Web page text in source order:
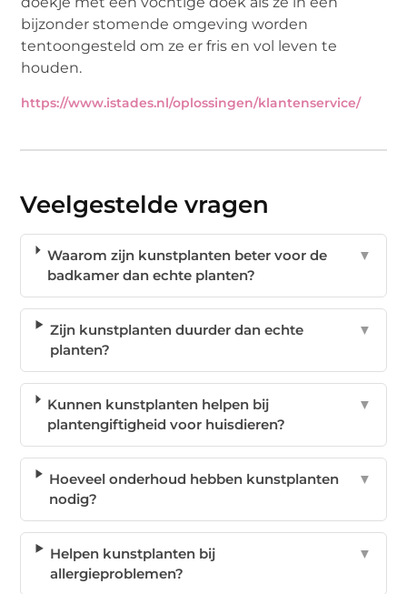
bijzonder stomende omgeving worden
tentoongesteld om ze er fris en vol leven te
houden.
https://www.istades.nl/oplossingen/klantenservice/
Veelgestelde vragen
Waarom zijn kunstplanten beter voor de
badkamer dan echte planten?
▼
Zijn kunstplanten duurder dan echte
planten?
▼
Kunnen kunstplanten helpen bij
plantengiftigheid voor huisdieren?
▼
Hoeveel onderhoud hebben kunstplanten
nodig?
▼
Helpen kunstplanten bij
allergieproblemen?
▼